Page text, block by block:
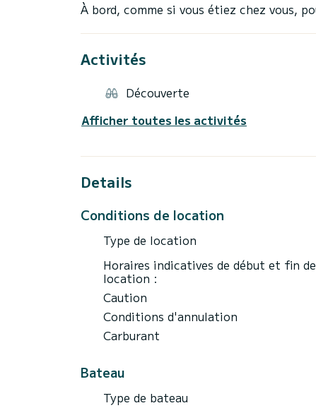
Activités
Découverte
Afficher toutes les activités
Details
Conditions de location
Type de location
Horaires indicatives de début et fin de
location :
Caution
Conditions d'annulation
Carburant
Bateau
Type de bateau